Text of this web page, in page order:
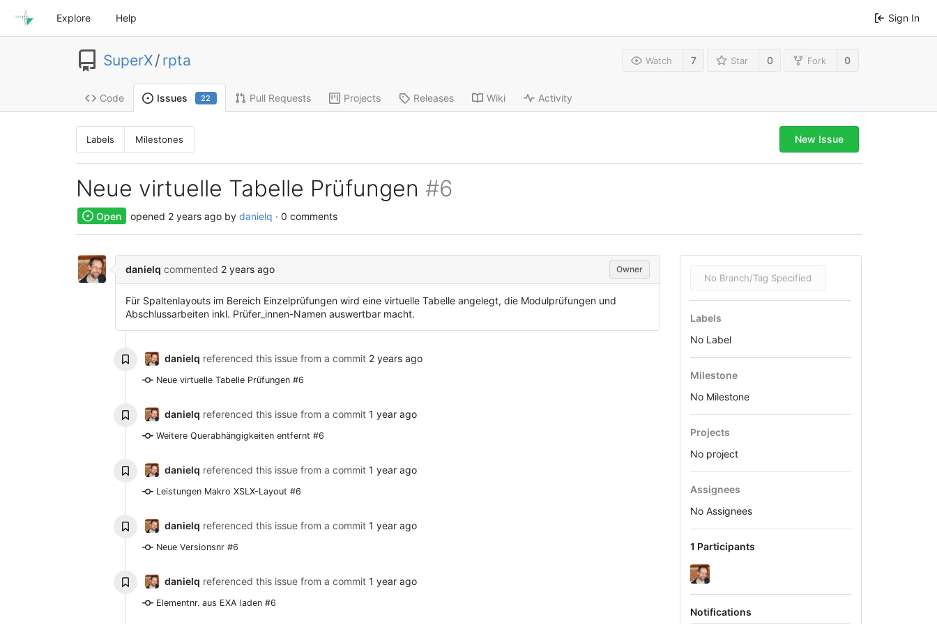
Explore Help Sign In
SuperX/ rpta Watch 7 Star 0 Fork 0
Code Issues 22 Pull Requests Projects Releases Wiki Activity
Labels Milestones New Issue
Neue virtuelle Tabelle Prüfungen #6
Open opened 2 years agoby danielq · 0 comments
danielq commented 2 years ago Owner
Für Spaltenlayouts im Bereich Einzelprüfungen wird eine virtuelle Tabelle angelegt, die Modulprüfungen und
Abschlussarbeiten inkl. Prüfer_innen-Namen auswertbar macht.
danielq referenced this issue from a commit 2 years ago
Neue virtuelle Tabelle Prüfungen #6
danielq referenced this issue from a commit 1 year ago
Weitere Querabhängigkeiten entfernt #6
danielq referenced this issue from a commit 1 year ago
Leistungen Makro XSLX-Layout #6
danielq referenced this issue from a commit 1 year ago
Neue Versionsnr #6
danielq referenced this issue from a commit 1 year ago
Elementnr. aus EXA laden #6
No Branch/Tag Specified
Labels
No Label
Milestone
No Milestone
Projects
No project
Assignees
No Assignees
1 Participants
Notifications